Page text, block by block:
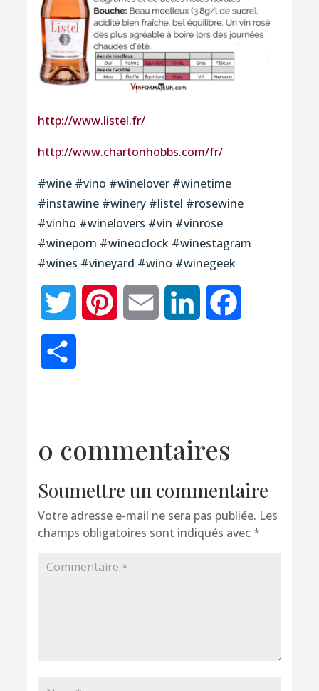
http://www.listel.fr/
http://www.chartonhobbs.com/fr/
#wine #vino #winelover #winetime
#instawine #winery #listel #rosewine
#vinho #winelovers #vin #vinrose
#wineporn #wineoclock #winestagram
#wines #vineyard #wino #winegeek
Twitter Pinterest Email LinkedIn
0 commentaires
Soumettre un commentaire
Votre adresse e-mail ne sera pas publiée. Les
champs obligatoires sont indiqués avec*